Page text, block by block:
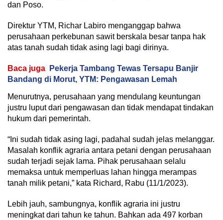
dan Poso.
Direktur YTM, Richar Labiro menganggap bahwa
perusahaan perkebunan sawit berskala besar tanpa hak
atas tanah sudah tidak asing lagi bagi dirinya.
Baca juga
Pekerja Tambang Tewas Tersapu Banjir
Bandang di Morut, YTM: Pengawasan Lemah
Menurutnya, perusahaan yang mendulang keuntungan
justru luput dari pengawasan dan tidak mendapat tindakan
hukum dari pemerintah.
“Ini sudah tidak asing lagi, padahal sudah jelas melanggar.
Masalah konflik agraria antara petani dengan perusahaan
sudah terjadi sejak lama. Pihak perusahaan selalu
memaksa untuk memperluas lahan hingga merampas
tanah milik petani,” kata Richard, Rabu (11/1/2023).
Lebih jauh, sambungnya, konflik agraria ini justru
meningkat dari tahun ke tahun. Bahkan ada 497 korban